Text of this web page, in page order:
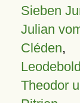
Sieben
Julian
Cléden,
Theodor